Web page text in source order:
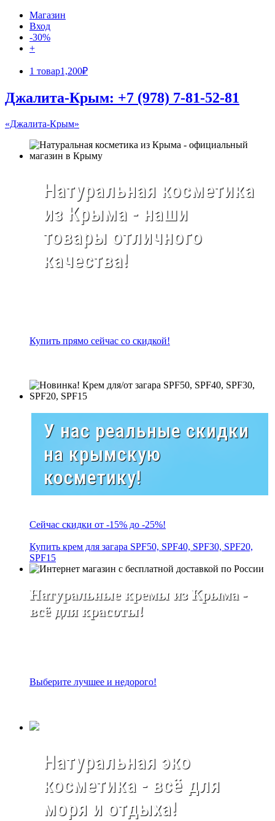
Магазин
Вход
-30%
+
1 товар1,200₽
Джалита-Крым: +7 (978) 7-81-52-81
«Джалита-Крым»
Натуральная косметика
из Крыма - наши
товары отличного
качества!
Купить прямо сейчас со скидкой!
У нас реальные скидки
на крымскую
косметику!
Сейчас скидки от -15% до -25%!
Купить крем для загара SPF50, SPF40, SPF30, SPF20,
SPF15
Натуральные кремы из Крыма -
всё для красоты!
Выберите лучшее и недорого!
Натуральная эко
косметика - всё для
моря и отдыха!